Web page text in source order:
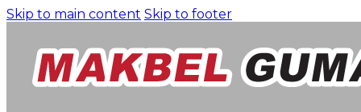
Skip to main content Skip to footer